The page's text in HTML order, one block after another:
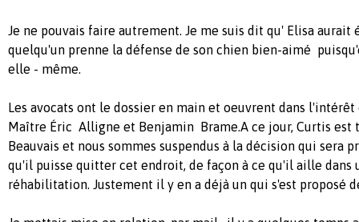
Je ne pouvais faire autrement. Je me suis dit qu' Elisa aurait
quelqu'un prenne la défense de son chien bien-aimé
elle - même.
Les avocats ont le dossier en main et oeuvrent dans l'intérêt
Maître Éric Alligne et Benjamin Brame.A ce jour, Curtis est
Beauvais et nous sommes suspendus à la décision qui sera
qu'il puisse quitter cet endroit, de façon à ce qu'il aille dans
réhabilitation. Justement il y en a déjà un qui s'est proposé